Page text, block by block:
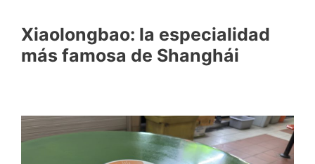
Xiaolongbao: la especialidad
más famosa de Shanghái